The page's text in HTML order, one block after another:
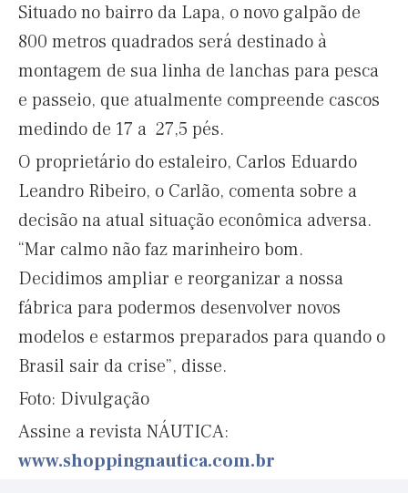
Situado no bairro da Lapa, o novo galpão de
800 metros quadrados será destinado à
montagem de sua linha de lanchas para pesca
e passeio, que atualmente compreende cascos
medindo de 17 a 27,5 pés.
O proprietário do estaleiro, Carlos Eduardo
Leandro Ribeiro, o Carlão, comenta sobre a
decisão na atual situação econômica adversa.
“Mar calmo não faz marinheiro bom.
Decidimos ampliar e reorganizar a nossa
fábrica para podermos desenvolver novos
modelos e estarmos preparados para quando o
Brasil sair da crise”, disse.
Foto: Divulgação
Assine a revista NÁUTICA:
www.shoppingnautica.com.br